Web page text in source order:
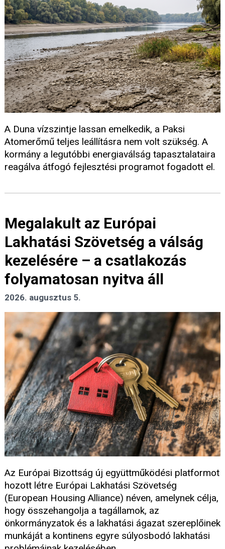
A Duna vízszintje lassan emelkedik, a Paksi
Atomerőmű teljes leállításra nem volt szükség. A
kormány a legutóbbi energiaválság tapasztalataira
reagálva átfogó fejlesztési programot fogadott el.
Megalakult az Európai
Lakhatási Szövetség a válság
kezelésére – a csatlakozás
folyamatosan nyitva áll
2026. augusztus 5.
Az Európai Bizottság új együttműködési platformot
hozott létre Európai Lakhatási Szövetség
(European Housing Alliance) néven, amelynek célja,
hogy összehangolja a tagállamok, az
önkormányzatok és a lakhatási ágazat szereplőinek
munkáját a kontinens egyre súlyosbodó lakhatási